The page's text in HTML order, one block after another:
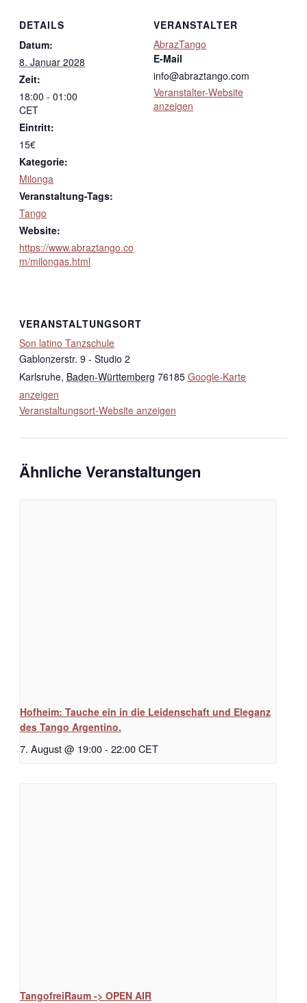
DETAILS
Datum:
8. Januar 2028
Zeit:
18:00 - 01:00
CET
Eintritt:
15€
Kategorie:
Milonga
Veranstaltung-Tags:
Tango
Website:
https://www.abraztango.co
m/milongas.html
VERANSTALTER
AbrazTango
E-Mail
info@abraztango.com
Veranstalter-Website
anzeigen
VERANSTALTUNGSORT
Son latino Tanzschule
Gablonzerstr. 9 - Studio 2
Karlsruhe, Baden-Württemberg 76185 Google-Karte
anzeigen
Veranstaltungsort-Website anzeigen
Ähnliche Veranstaltungen
Hofheim: Tauche ein in die Leidenschaft und Eleganz
des Tango Argentino.
7. August @ 19:00- 22:00CET
TangofreiRaum -> OPEN AIR